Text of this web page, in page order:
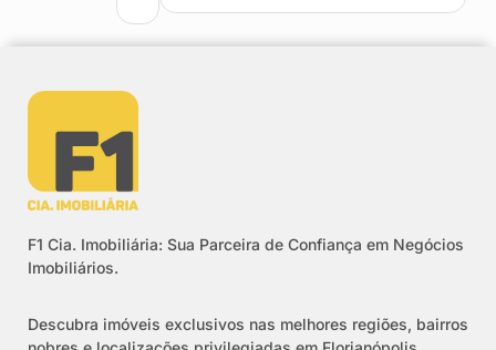
F1 Cia. Imobiliária: Sua Parceira de Confiança em Negócios
Imobiliários.
Descubra imóveis exclusivos nas melhores regiões, bairros